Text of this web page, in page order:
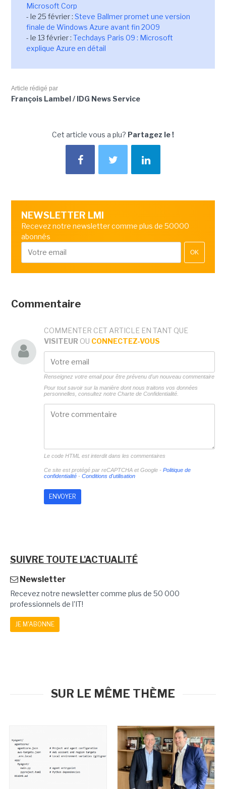
Microsoft Corp
- le 25 février : Steve Ballmer promet une version
finale de Windows Azure avant fin 2009
- le 13 février : Techdays Paris 09 : Microsoft
explique Azure en détail
Article rédigé par
François Lambel / IDG News Service
Cet article vous a plu? Partagez le !
NEWSLETTER LMI
Recevez notre newsletter comme plus de 50000
abonnés
OK
Commentaire
COMMENTER CET ARTICLE EN TANT QUE
VISITEUR OU CONNECTEZ-VOUS
Renseignez votre email pour être prévenu d'un nouveau commentaire
Pour tout savoir sur la manière dont nous traitons vos données
personnelles, consultez notre Charte de Confidentialité.
Le code HTML est interdit dans les commentaires
Ce site est protégé par reCAPTCHA et Google - Politique de
confidentialité- Conditions d'utilisation
SUIVRE TOUTE L'ACTUALITÉ
Newsletter
Recevez notre newsletter comme plus de 50 000
professionnels de l'IT!
JE M'ABONNE
SUR LE MÊME THÈME